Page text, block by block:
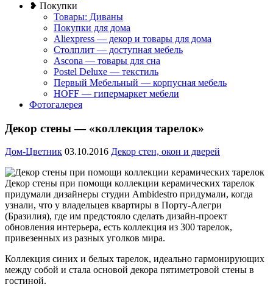
❥ Покупки
Товары: Диваны
Покупки для дома
Aliexpress — декор и товары для дома
Столплит — доступная мебель
Ascona — товары для сна
Postel Deluxe — текстиль
Первый Мебельный — корпусная мебель
HOFF — гипермаркет мебели
Фотогалерея
Декор стены — «коллекция тарелок»
Дом-Цветник 03.10.2016 Декор стен, окон и дверей
Декор стены при помощи коллекции керамических тарелок
придумали дизайнеры студии Ambidestro придумали, когда
узнали, что у владельцев квартиры в Порту-Алегри
(Бразилия), где им предстояло сделать дизайн-проект
обновления интерьера, есть коллекция из 300 тарелок,
привезенных из разных уголков мира.
Коллекция синих и белых тарелок, идеально гармонирующих
между собой и стала основой декора пятиметровой стены в
гостиной.